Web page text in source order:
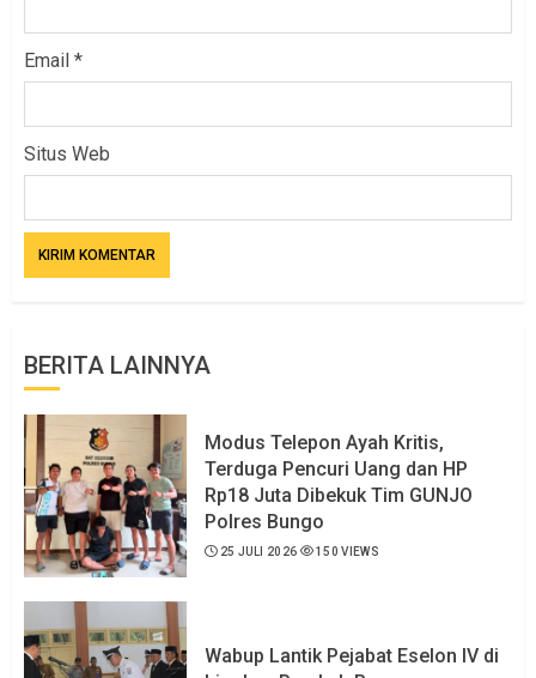
Email *
Situs Web
BERITA LAINNYA
Modus Telepon Ayah Kritis,
Terduga Pencuri Uang dan HP
Rp18 Juta Dibekuk Tim GUNJO
Polres Bungo
25 JULI 2026 150 VIEWS
Wabup Lantik Pejabat Eselon IV di